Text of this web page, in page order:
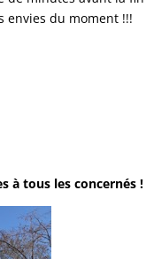
envies du moment !!!
à tous les concernés !